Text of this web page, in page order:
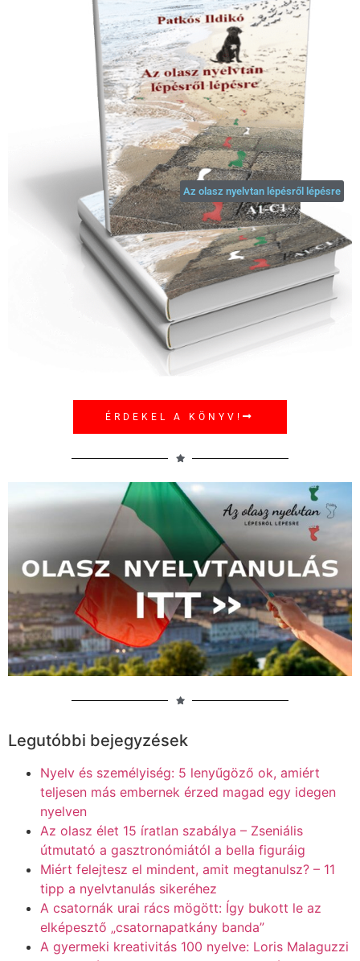
Az olasz nyelvtan lépésről lépésre
ÉRDEKEL A KÖNYV!
Legutóbbi bejegyzések
Nyelv és személyiség: 5 lenyűgöző ok, amiért
teljesen más embernek érzed magad egy idegen
nyelven
Az olasz élet 15 íratlan szabálya – Zseniális
útmutató a gasztronómiától a bella figuráig
Miért felejtesz el mindent, amit megtanulsz? – 11
tipp a nyelvtanulás sikeréhez
A csatornák urai rács mögött: Így bukott le az
elképesztő „csatornapatkány banda”
A gyermeki kreativitás 100 nyelve: Loris Malaguzzi